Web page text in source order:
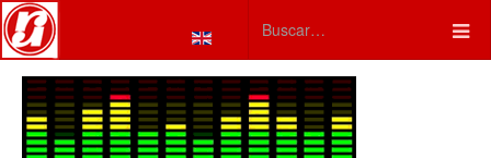
Seleccione su idioma
Type 2 or more characters